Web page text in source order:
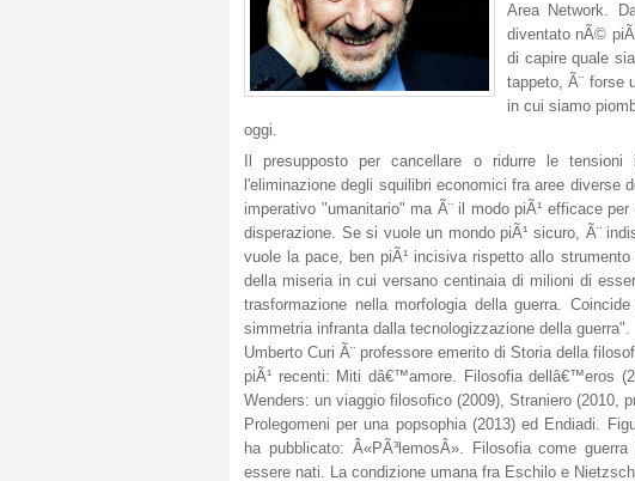
Area Network.
diventato nÃ©
di capire quale
tappeto, Ã¨ forse
in cui siamo
oggi.
Il presupposto per cancellare o ridurre le
l'eliminazione degli squilibri economici fra aree
imperativo "umanitario" ma Ã¨ il modo piÃ¹ efficace
disperazione. Se si vuole un mondo piÃ¹ sicuro, Ã¨
vuole la pace, ben piÃ¹ incisiva rispetto allo
della miseria in cui versano centinaia di milioni di
trasformazione nella morfologia della guerra.
simmetria infranta dalla tecnologizzazione della guerra".
Umberto Curi Ã¨ professore emerito di Storia della
piÃ¹ recenti: Miti dâ€™amore. Filosofia dellâ€™eros
Wenders: un viaggio filosofico (2009), Straniero (2010,
Prolegomeni per una popsophia (2013) ed Endiadi.
ha pubblicato: Â«PÃ³lemosÂ». Filosofia come
essere nati. La condizione umana fra Eschilo e